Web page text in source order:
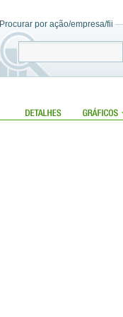
Procurar por ação/empresa/fii